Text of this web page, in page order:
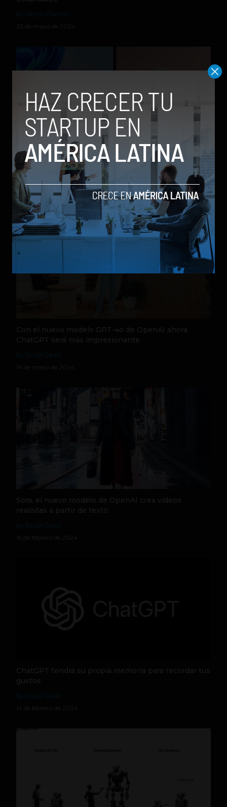
23 de mayo de 2024
Microsoft da inicio a la era de equipos Windows
diseñados para la IA
by Social Geek
21 de mayo de 2024
Con el nuevo modelo GPT-4o de OpenAI ahora
ChatGPT será más impresionante
14 de mayo de 2024
Sora, el nuevo modelo de OpenAI crea videos
realistas a partir de texto
16 de febrero de 2024
ChatGPT tendrá su propia memoria para recordar tus
gustos
14 de febrero de 2024